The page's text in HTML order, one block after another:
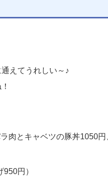
えてうれしい～♪
肉とキャベツの豚丼1050
円）